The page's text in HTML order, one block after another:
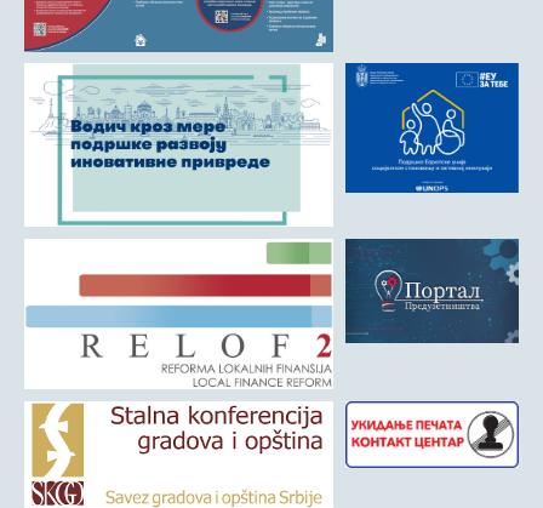
Борачко-инвалидска заштита
Друштвена брига о деци
Служба за пољопривреду, водопривреду и заштиту животне
средине
Приватно предузетништво
Бирачки списак